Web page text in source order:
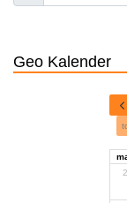
Geo Kalender